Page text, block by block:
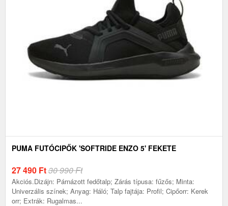
PUMA FUTÓCIPŐK 'SOFTRIDE ENZO 5' FEKETE
27 490 Ft30 990 Ft
Akciós.Dizájn: Párnázott fedőtalp; Zárás típusa: fűzős; Minta:
Univerzális színek; Anyag: Háló; Talp fajtája: Profil; Cipőorr: Kerek
orr; Extrák: Rugalmas...